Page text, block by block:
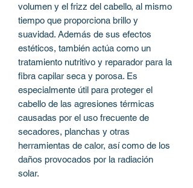
volumen y el frizz del cabello, al mismo
tiempo que proporciona brillo y
suavidad. Además de sus efectos
estéticos, también actúa como un
tratamiento nutritivo y reparador para la
fibra capilar seca y porosa. Es
especialmente útil para proteger el
cabello de las agresiones térmicas
causadas por el uso frecuente de
secadores, planchas y otras
herramientas de calor, así como de los
daños provocados por la radiación
solar.